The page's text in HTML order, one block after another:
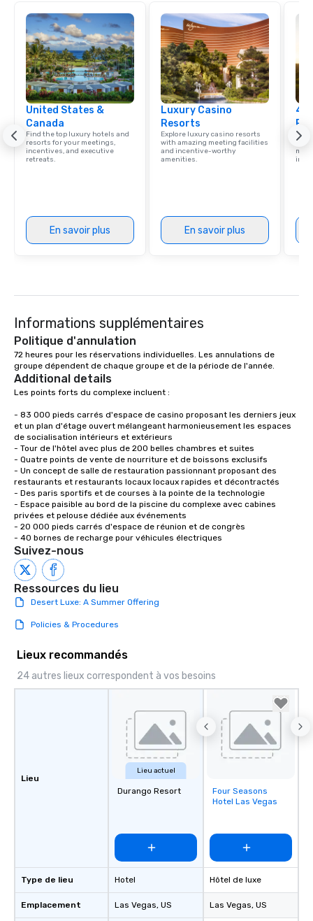
United States &
Canada
Find the top luxury hotels and
resorts for your meetings,
incentives, and executive
retreats.
En savoir plus
Luxury Casino
Resorts
Explore luxury casino resorts
with amazing meeting facilities
and incentive-worthy
amenities.
En savoir plus
4
Informations supplémentaires
Politique d'annulation
72 heures pour les réservations individuelles. Les annulations de
groupe dépendent de chaque groupe et de la période de l'année.
Additional details
Les points forts du complexe incluent :
- 83 000 pieds carrés d'espace de casino proposant les derniers jeux
et un plan d'étage ouvert mélangeant harmonieusement les espaces
de socialisation intérieurs et extérieurs
- Tour de l'hôtel avec plus de 200 belles chambres et suites
- Quatre points de vente de nourriture et de boissons exclusifs
- Un concept de salle de restauration passionnant proposant des
restaurants et restaurants locaux locaux rapides et décontractés
- Des paris sportifs et de courses à la pointe de la technologie
- Espace paisible au bord de la piscine du complexe avec cabines
privées et pelouse dédiée aux événements
- 20 000 pieds carrés d'espace de réunion et de congrès
- 40 bornes de recharge pour véhicules électriques
Suivez-nous
Ressources du lieu
Desert Luxe: A Summer Offering
Policies & Procedures
Lieux recommandés
24 autres lieux correspondent à vos besoins
Lieu
Type de lieu
Emplacement
Lieu actuel
Durango Resort
Hotel
Las Vegas, US
Removed from
favorites
Four Seasons
Hotel Las Vegas
Hôtel de luxe
Las Vegas, US